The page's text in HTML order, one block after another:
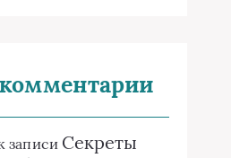
записи Секреты